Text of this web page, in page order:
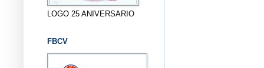
LOGO 25 ANIVERSARIO
FBCV